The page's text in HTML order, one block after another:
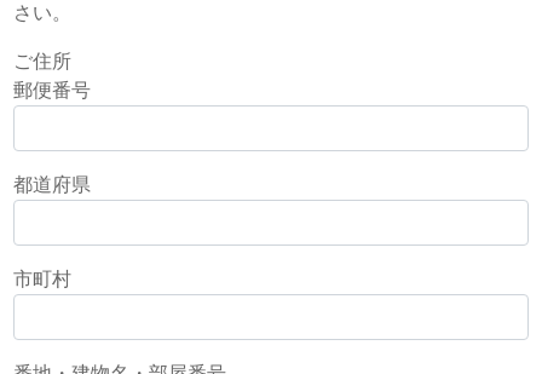
さい。
ご住所
郵便番号
都道府県
市町村